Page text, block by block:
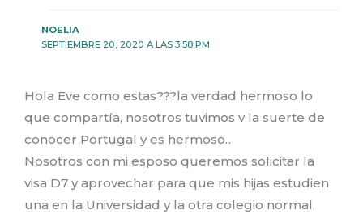
NOELIA
SEPTIEMBRE 20, 2020 A LAS 3:58 PM
Hola Eve como estas???la verdad hermoso lo
que compartía, nosotros tuvimos v la suerte de
conocer Portugal y es hermoso…
Nosotros con mi esposo queremos solicitar la
visa D7 y aprovechar para que mis hijas estudien
una en la Universidad y la otra colegio normal,